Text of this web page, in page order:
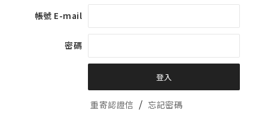
帳號 E-mail
密碼
重寄認證信 / 忘記密碼